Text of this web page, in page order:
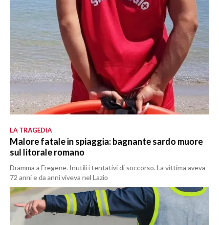
LA TRAGEDIA
Malore fatale in spiaggia: bagnante sardo muore
sul litorale romano
Dramma a Fregene. Inutili i tentativi di soccorso. La vittima aveva
72 anni e da anni viveva nel Lazio